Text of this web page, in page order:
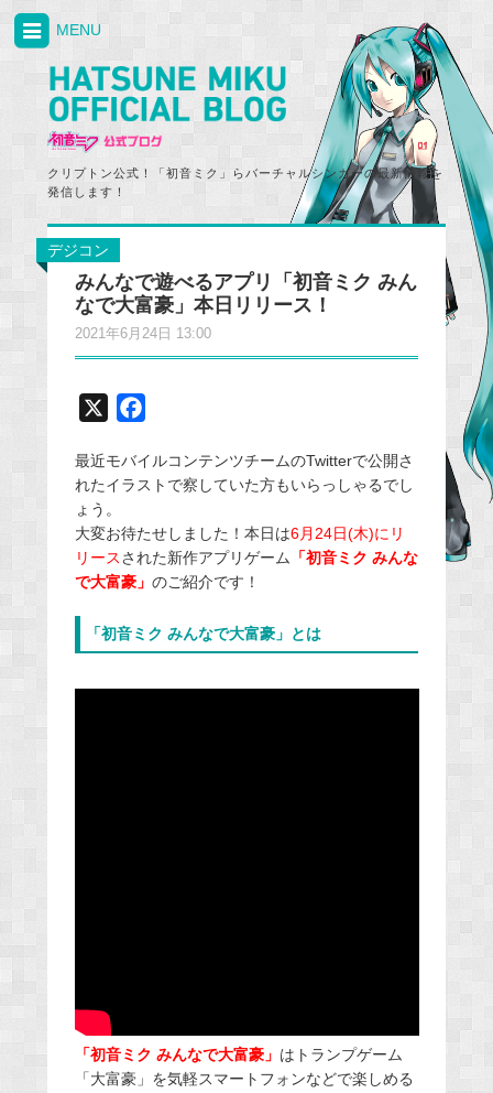
クリプトン公式！「初音ミク」らバーチャルシンガーの最新情報を
発信します！
MENU
デジコン
みんなで遊べるアプリ「初音ミク みん
なで大富豪」本日リリース！
2021年6月24日 13:00
c
e
o
o
最近モバイルコンテンツチームのTwitterで公開さ
れたイラストで察していた方もいらっしゃるでし
ょう。
大変お待たせしました！本日は6月24日(木)にリ
リースされた新作アプリゲーム 「初音ミク みんな
で大富豪」 のご紹介です！
「初音ミク みんなで大富豪」とは
「初音ミク みんなで大富豪」 はトランプゲーム
「大富豪」を気軽スマートフォンなどで楽しめる